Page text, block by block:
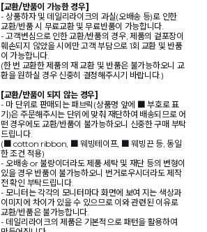
[교환/반품이 가능한 경우]
- 상품하자 및 데일리라이크의 과실(오배송 등)로 인한
교환/반품 시 무료교환 및 무료반품이 가능합니다.
- 고객변심으로 인한 교환/반품의 경우, 제품의 겉포장이
훼손되지 않았을 시에만 고객 부담으로 1회 교환 및 반품
이 가능합니다.
(한 번 교환한 제품의 재 교환 및 반품은 불가능하오니 교
환을 원하실 경우 신중히 결정해주시기 바랍니다.)
[교환/반품이 되지 않는 경우]
- 마 단위로 판매되는 패브릭(상품명 앞에 ■ 부호로 표
기)은 주문해주시는 단위에 맞춰 재단하여 배송되므로 어
떤 경우에도 교환/반품이 불가능하오니 신중한 구매 부탁
드립니다.
(■ cotton ribbon, ■ 웨빙테이프, ■ 웨빙끈 등, 동일
한 조건 적용)
- 오배송 or 불량이더라도 제품 세탁 및 재단 등의 변형이
있을 경우 반품이 불가능하오니 번거로우시더라도 제작
전 확인 부탁드립니다.
- 모니터는 각각의 모니터마다 화면에 보여 지는 색상과
이미지에 차이가 있을 수 있으므로 이와 관련된 이유로
교환/반품은 불가능합니다.
- 데일리라이크의 제품은 기본적으로 패턴을 활용하여